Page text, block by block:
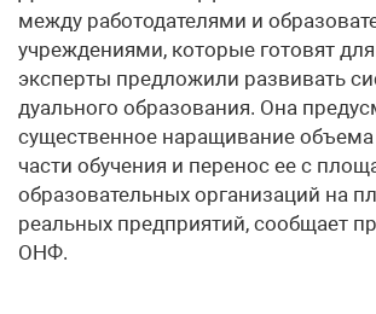
между работодателями и
учреждениями, которые готовят
эксперты предложили развивать
дуального образования. Она
существенное наращивание объема
части обучения и перенос ее с
образовательных организаций на
реальных предприятий, сообщает
ОНФ.